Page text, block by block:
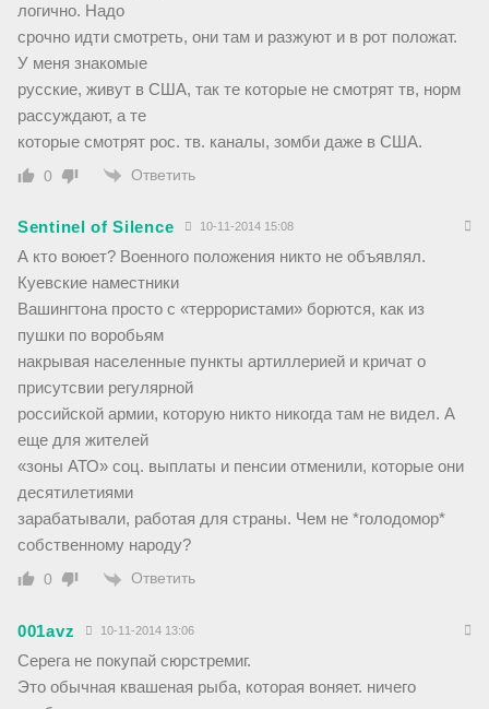
логично. Надо
срочно идти смотреть, они там и разжуют и в рот положат.
У меня знакомые
русские, живут в США, так те которые не смотрят тв, норм
рассуждают, а те
которые смотрят рос. тв. каналы, зомби даже в США.
0 Ответить
Sentinel of Silence 10-11-2014 15:08
А кто воюет? Военного положения никто не объявлял.
Куевские наместники
Вашингтона просто с «террористами» борются, как из
пушки по воробьям
накрывая населенные пункты артиллерией и кричат о
присутсвии регулярной
российской армии, которую никто никогда там не видел. А
еще для жителей
«зоны АТО» соц. выплаты и пенсии отменили, которые они
десятилетиями
зарабатывали, работая для страны. Чем не *голодомор*
собственному народу?
0 Ответить
001avz 10-11-2014 13:06
Серега не покупай сюрстремиг.
Это обычная квашеная рыба, которая воняет. ничего